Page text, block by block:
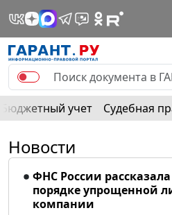
Бюджетный учет Судебная
Новости
ФНС России
порядке упрощенной
компании